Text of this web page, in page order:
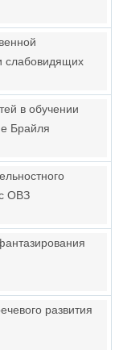
слабовидящих
в обучении
Брайля
ОВЗ
развития